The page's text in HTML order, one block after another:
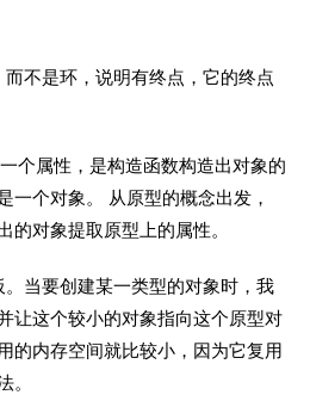
不是环，说明有终点，它的终点
个属性，是构造函数构造出对象的
一个对象。 从原型的概念出发，
的对象提取原型上的属性。
当要创建某一类型的对象时，我
让这个较小的对象指向这个原型对
的内存空间就比较小，因为它复用
。